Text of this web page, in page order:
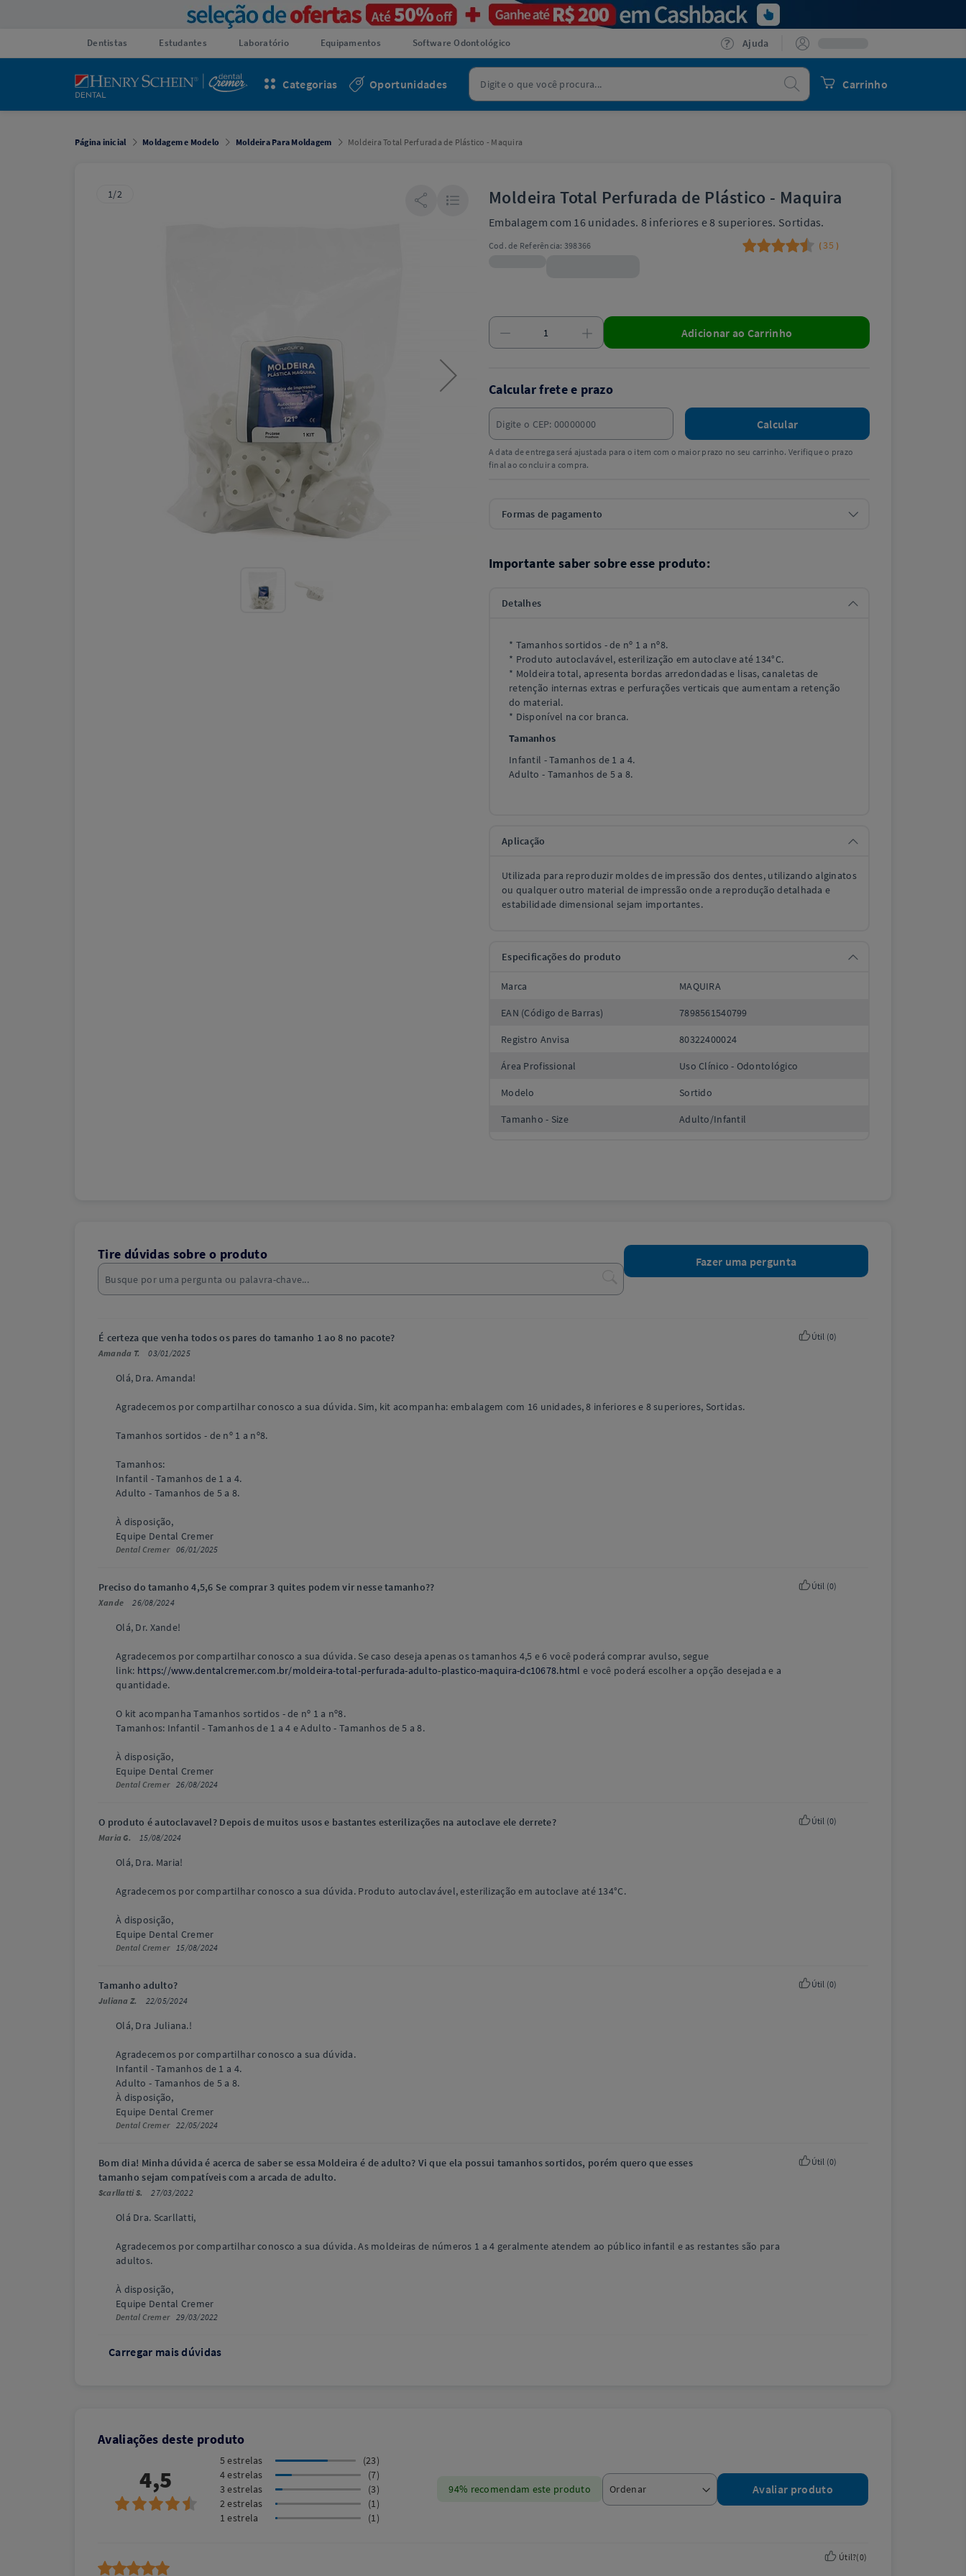
Dentistas Estudantes Laboratório Equipamentos Software Odontológico Ajuda
Carrinho
Procurar
Oportunidades
Categorias
Página inicial Moldagem e Modelo Moldeira Para Moldagem Moldeira Total Perfurada de Plástico - Maquira
1/2 Moldeira Total Perfurada de Plástico - Maquira
Embalagem com 16 unidades. 8 inferiores e 8 superiores. Sortidas.
Cod. de Referência: 398366 (35 )
Adicionar ao Carrinho
Calcular frete e prazo
Calcular
A data de entrega será ajustada para o item com o maior prazo no seu carrinho. Verifique o prazo
final ao concluir a compra.
Formas de pagamento
Importante saber sobre esse produto:
Detalhes
* Tamanhos sortidos - de nº 1 a nº8.
* Produto autoclavável, esterilização em autoclave até 134°C.
* Moldeira total, apresenta bordas arredondadas e lisas, canaletas de
retenção internas extras e perfurações verticais que aumentam a retenção
do material.
* Disponível na cor branca.
Tamanhos
Infantil - Tamanhos de 1 a 4.
Adulto - Tamanhos de 5 a 8.
Aplicação
Utilizada para reproduzir moldes de impressão dos dentes, utilizando alginatos
ou qualquer outro material de impressão onde a reprodução detalhada e
estabilidade dimensional sejam importantes.
Especificações do produto
Marca MAQUIRA
EAN (Código de Barras) 7898561540799
Registro Anvisa 80322400024
Área Profissional Uso Clínico - Odontológico
Modelo Sortido
Tamanho - Size Adulto/Infantil
Tire dúvidas sobre o produto Fazer uma pergunta
É certeza que venha todos os pares do tamanho 1 ao 8 no pacote?
Amanda T. 03/01/2025
Olá, Dra. Amanda!
Agradecemos por compartilhar conosco a sua dúvida. Sim, kit acompanha: embalagem com 16 unidades, 8 inferiores e 8 superiores, Sortidas.
Tamanhos sortidos - de nº 1 a nº8.
Tamanhos:
Infantil - Tamanhos de 1 a 4.
Adulto - Tamanhos de 5 a 8.
À disposição,
Equipe Dental Cremer
Dental Cremer06/01/2025
Útil (0)
Preciso do tamanho 4,5,6 Se comprar 3 quites podem vir nesse tamanho??
Xande 26/08/2024
Olá, Dr. Xande!
Agradecemos por compartilhar conosco a sua dúvida. Se caso deseja apenas os tamanhos 4,5 e 6 você poderá comprar avulso, segue
link: https://www.dentalcremer.com.br/moldeira-total-perfurada-adulto-plastico-maquira-dc10678.html e você poderá escolher a opção desejada e a
quantidade.
O kit acompanha Tamanhos sortidos - de nº 1 a nº8.
Tamanhos: Infantil - Tamanhos de 1 a 4 e Adulto - Tamanhos de 5 a 8.
À disposição,
Equipe Dental Cremer
Dental Cremer26/08/2024
Útil (0)
O produto é autoclavavel? Depois de muitos usos e bastantes esterilizações na autoclave ele derrete?
Maria G. 15/08/2024
Olá, Dra. Maria!
Agradecemos por compartilhar conosco a sua dúvida. Produto autoclavável, esterilização em autoclave até 134°C.
À disposição,
Equipe Dental Cremer
Dental Cremer15/08/2024
Útil (0)
Tamanho adulto?
Juliana Z. 22/05/2024
Olá, Dra Juliana.!
Agradecemos por compartilhar conosco a sua dúvida.
Infantil - Tamanhos de 1 a 4.
Adulto - Tamanhos de 5 a 8.
À disposição,
Equipe Dental Cremer
Dental Cremer22/05/2024
Útil (0)
Bom dia! Minha dúvida é acerca de saber se essa Moldeira é de adulto? Vi que ela possui tamanhos sortidos, porém quero que esses
tamanho sejam compatíveis com a arcada de adulto.
Scarllatti S. 27/03/2022
Olá Dra. Scarllatti,
Agradecemos por compartilhar conosco a sua dúvida. As moldeiras de números 1 a 4 geralmente atendem ao público infantil e as restantes são para
adultos.
À disposição,
Equipe Dental Cremer
Dental Cremer29/03/2022
Útil (0)
Carregar mais dúvidas
Avaliações deste produto
4,5
5 estrelas
(23)
4 estrelas
(7)
3 estrelas
(3)
2 estrelas
(1)
1 estrela
(1)
94% recomendam este produto Avaliar produto
Útil?(0)